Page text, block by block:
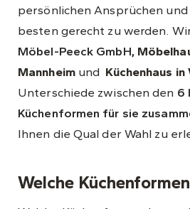
persönlichen Ansprüchen
besten gerecht zu werden.
Möbel-Peeck GmbH,
Mannheimund Küchenhaus in
Unterschiede zwischen den 6
Küchenformen für sie
Ihnen die Qual der Wahl zu
Welche